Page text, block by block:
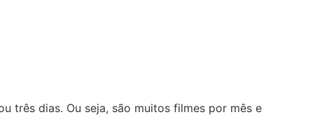
três dias. Ou seja, são muitos filmes por mês e